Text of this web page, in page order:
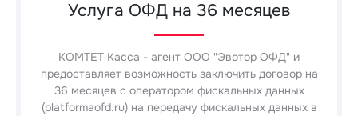
Услуга ОФД на 36 месяцев
КОМТЕТ Касса - агент ООО "Эвотор ОФД" и
предоставляет возможность заключить договор на
36 месяцев с оператором фискальных данных
(platformaofd.ru) на передачу фискальных данных в